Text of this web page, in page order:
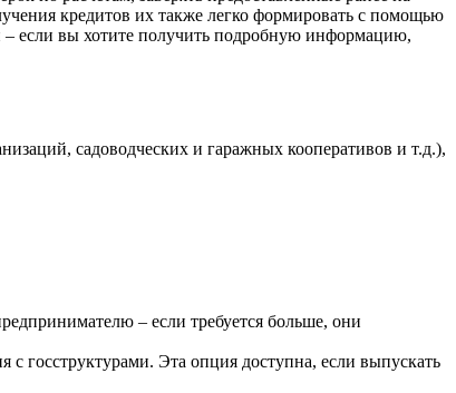
кредитов их также легко формировать с помощью
– если вы хотите получить подробную информацию,
садоводческих и гаражных кооперативов и т.д.),
– если требуется больше, они
с госструктурами. Эта опция доступна, если выпускать